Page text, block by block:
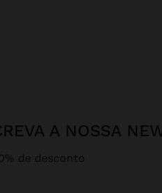
A NOSSA
de desconto